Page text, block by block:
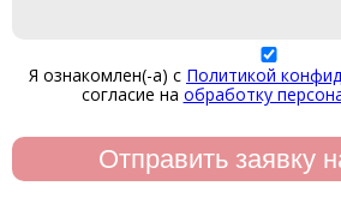
Я ознакомлен(-а) с Политикой
согласие на обработку